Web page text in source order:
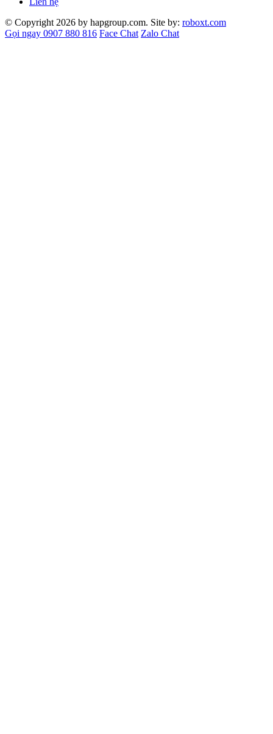
© Copyright 2026 by hapgroup.com. Site by: roboxt.com
Gọi ngay 0907 880 816 Face Chat Zalo Chat